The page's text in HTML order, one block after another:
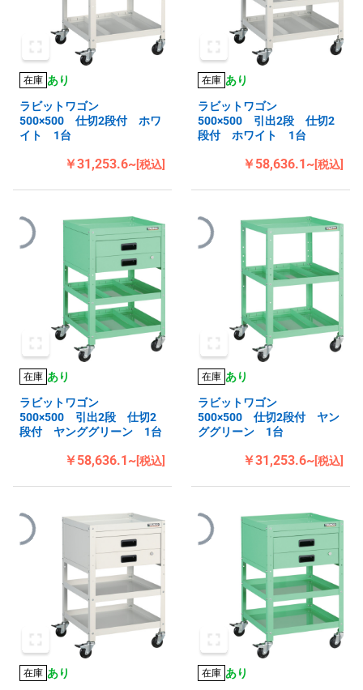
在庫 あり
ラビットワゴン
500×500 仕切2段付 ホワ
イト 1台
￥31,253.6~[税込]
在庫 あり
ラビットワゴン
500×500 引出2段 仕切2
段付 ホワイト 1台
￥58,636.1~[税込]
在庫 あり
ラビットワゴン
500×500 引出2段 仕切2
段付 ヤンググリーン 1台
￥58,636.1~[税込]
在庫 あり
ラビットワゴン
500×500 仕切2段付 ヤン
ググリーン 1台
￥31,253.6~[税込]
在庫 あり
在庫 あり